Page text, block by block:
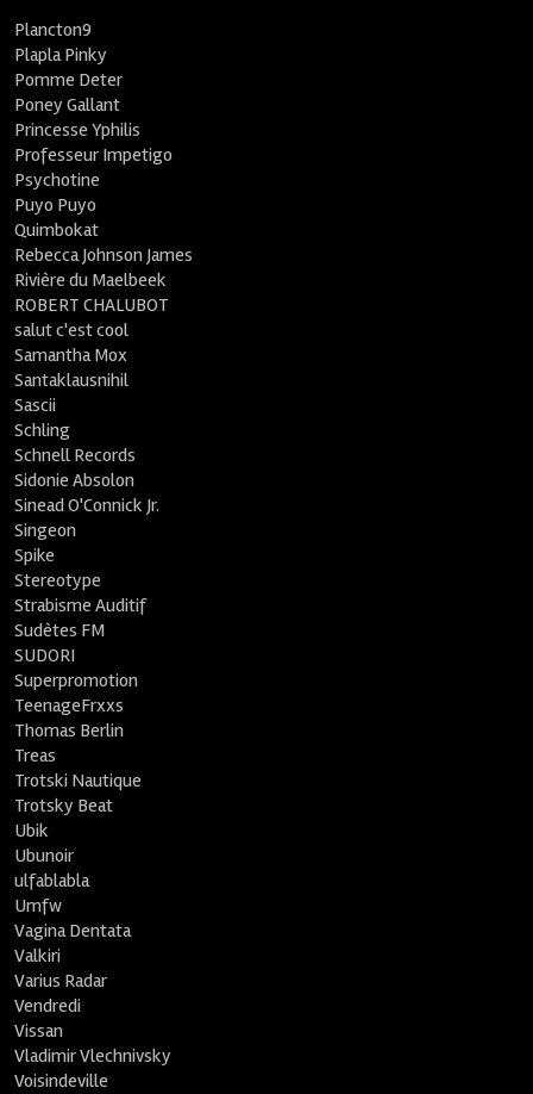
Plancton9
Plapla Pinky
Pomme Deter
Poney Gallant
Princesse Yphilis
Professeur Impetigo
Psychotine
Puyo Puyo
Quimbokat
Rebecca Johnson James
Rivière du Maelbeek
ROBERT CHALUBOT
salut c'est cool
Samantha Mox
Santaklausnihil
Sascii
Schling
Schnell Records
Sidonie Absolon
Sinead O'Connick Jr.
Singeon
Spike
Stereotype
Strabisme Auditif
Sudètes FM
SUDORI
Superpromotion
TeenageFrxxs
Thomas Berlin
Treas
Trotski Nautique
Trotsky Beat
Ubik
Ubunoir
ulfablabla
Umfw
Vagina Dentata
Valkiri
Varius Radar
Vendredi
Vissan
Vladimir Vlechnivsky
Voisindeville